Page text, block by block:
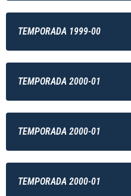
TEMPORADA 1999-00
TEMPORADA 2000-01
TEMPORADA 2000-01
TEMPORADA 2000-01